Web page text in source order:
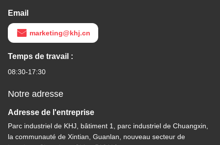
Email
marketing@khj.cn
Temps de travail :
08:30-17:30
Notre adresse
Adresse de l'entreprise
Parc industriel de KHJ, bâtiment 1, parc industriel de Chuangxin,
la communauté de Xintian, Guanlan, nouveau secteur de